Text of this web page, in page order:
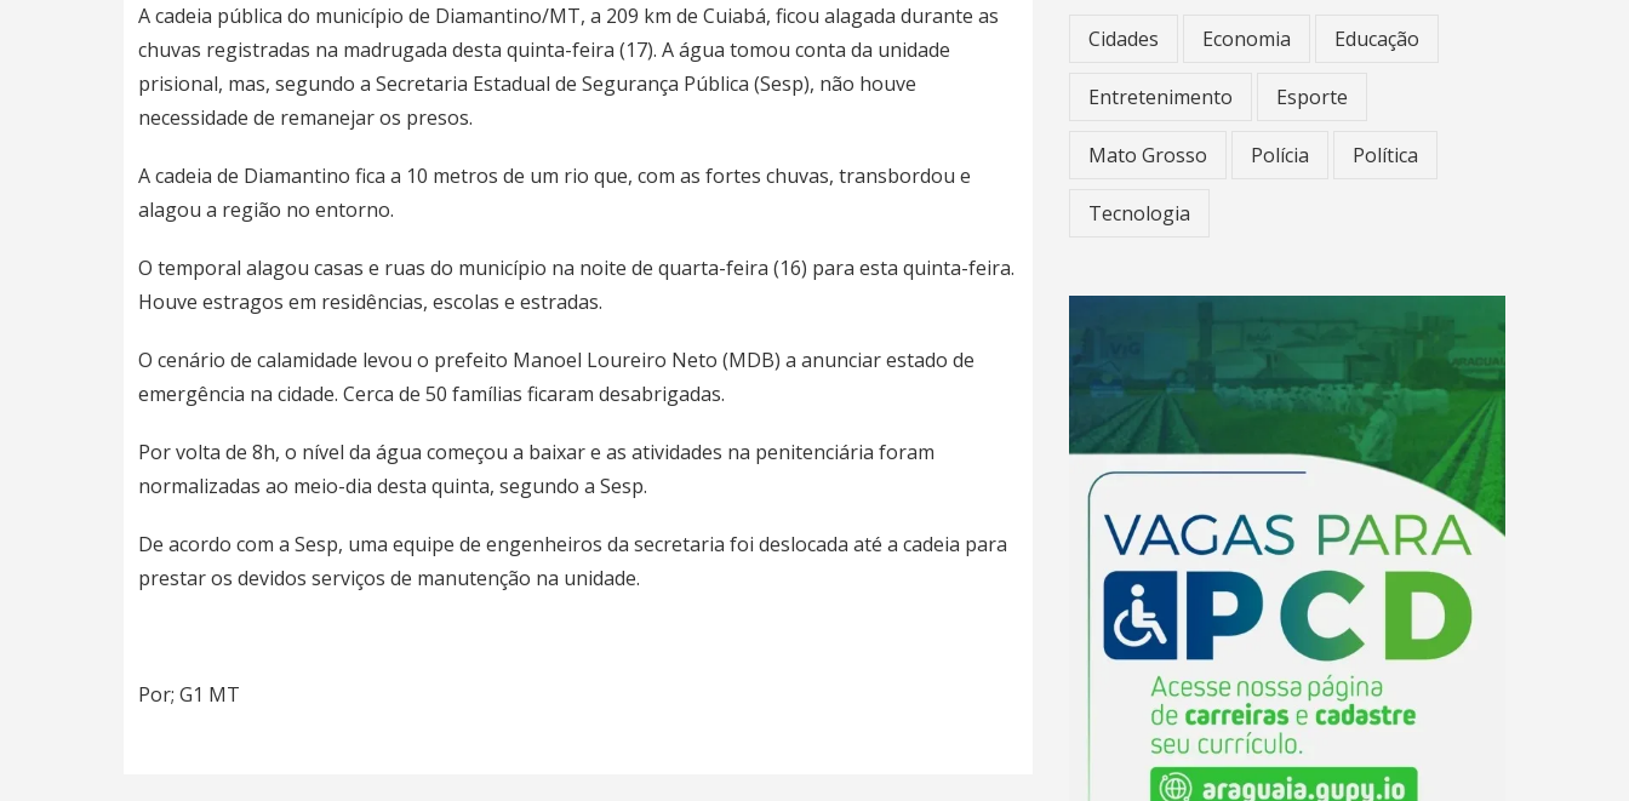
A cadeia pública do município de Diamantino/MT, a 209 km de Cuiabá, ficou alagada durante as
chuvas registradas na madrugada desta quinta-feira (17). A água tomou conta da unidade
prisional, mas, segundo a Secretaria Estadual de Segurança Pública (Sesp), não houve
necessidade de remanejar os presos.
A cadeia de Diamantino fica a 10 metros de um rio que, com as fortes chuvas, transbordou e
alagou a região no entorno.
O temporal alagou casas e ruas do município na noite de quarta-feira (16) para esta quinta-feira.
Houve estragos em residências, escolas e estradas.
O cenário de calamidade levou o prefeito Manoel Loureiro Neto (MDB) a anunciar estado de
emergência na cidade. Cerca de 50 famílias ficaram desabrigadas.
Por volta de 8h, o nível da água começou a baixar e as atividades na penitenciária foram
normalizadas ao meio-dia desta quinta, segundo a Sesp.
De acordo com a Sesp, uma equipe de engenheiros da secretaria foi deslocada até a cadeia para
prestar os devidos serviços de manutenção na unidade.
Por; G1 MT
Cidades Economia Educação
Entretenimento Esporte
Mato Grosso Polícia Política
Tecnologia